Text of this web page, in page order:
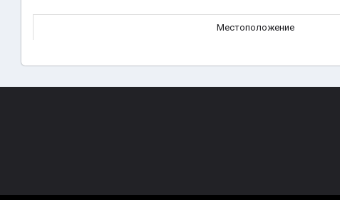
Местоположение